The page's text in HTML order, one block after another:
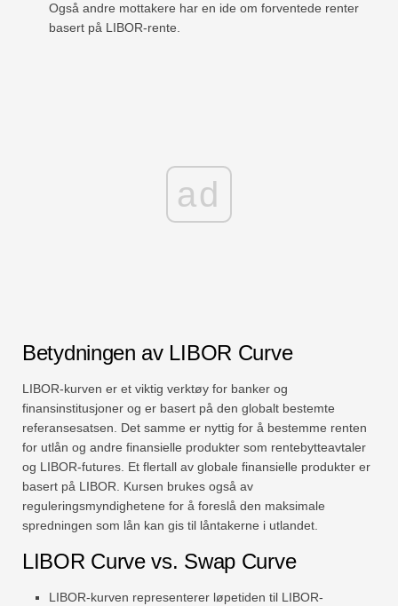
Også andre mottakere har en ide om forventede renter
basert på LIBOR-rente.
ad
Betydningen av LIBOR Curve
LIBOR-kurven er et viktig verktøy for banker og
finansinstitusjoner og er basert på den globalt bestemte
referansesatsen. Det samme er nyttig for å bestemme renten
for utlån og andre finansielle produkter som rentebytteavtaler
og LIBOR-futures. Et flertall av globale finansielle produkter er
basert på LIBOR. Kursen brukes også av
reguleringsmyndighetene for å foreslå den maksimale
spredningen som lån kan gis til låntakerne i utlandet.
LIBOR Curve vs. Swap Curve
LIBOR-kurven representerer løpetiden til LIBOR-